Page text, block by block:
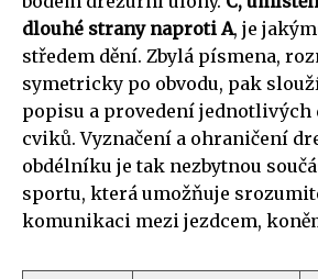
dlouhé strany naproti A, je
středem dění. Zbylá písmena,
symetricky po obvodu, pak
popisu a provedení
cviků. Vyznačení a ohraničení
obdélníku je tak nezbytnou
sportu, která umožňuje
komunikaci mezi jezdcem,